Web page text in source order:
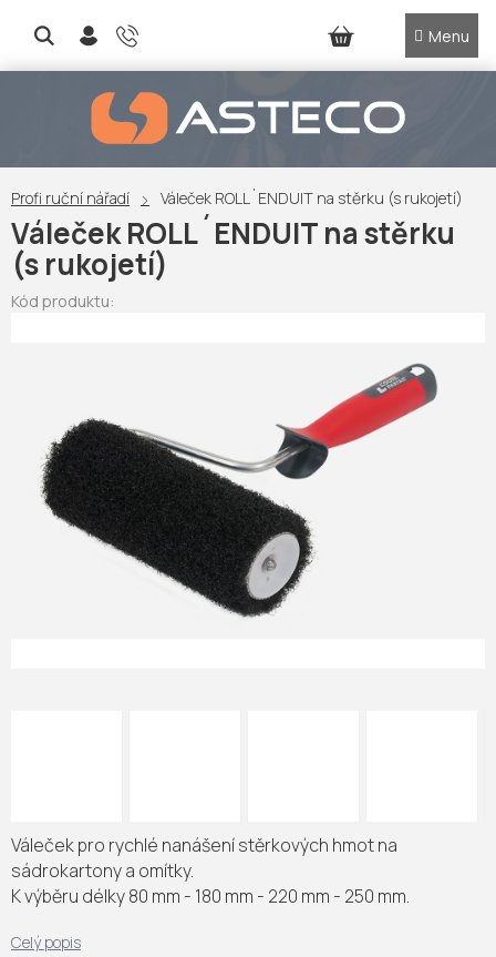
NÁKUPNÍ
KOŠÍK
Váleček ROLL´ENDUIT na stěrku
(s rukojetí)
Kód produktu:
Váleček pro rychlé nanášení stěrkových hmot na
sádrokartony a omítky.
K výběru délky 80 mm - 180 mm - 220 mm - 250 mm.
Celý popis
Profi ruční nářadí Váleček ROLL´ENDUIT na stěrku (s rukojetí)